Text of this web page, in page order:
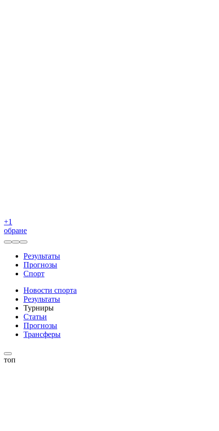
+1
обране
Результаты
Прогнозы
Спорт
Новости спорта
Результаты
Турниры
Статьи
Прогнозы
Трансферы
топ